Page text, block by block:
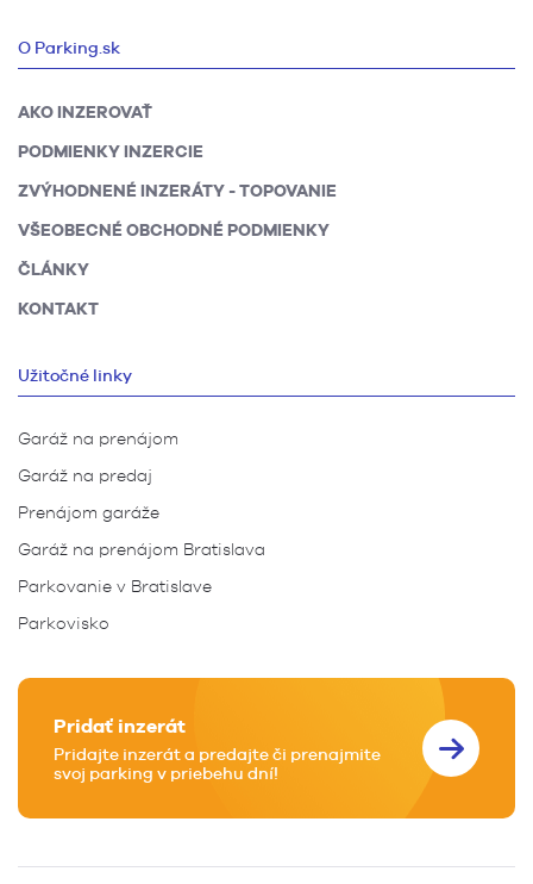
O Parking.sk
AKO INZEROVAŤ
PODMIENKY INZERCIE
ZVÝHODNENÉ INZERÁTY - TOPOVANIE
VŠEOBECNÉ OBCHODNÉ PODMIENKY
ČLÁNKY
KONTAKT
Užitočné linky
Garáž na prenájom
Garáž na predaj
Prenájom garáže
Garáž na prenájom Bratislava
Parkovanie v Bratislave
Parkovisko
Pridať inzerát
Pridajte inzerát a predajte či prenajmite
svoj parking v priebehu dní!